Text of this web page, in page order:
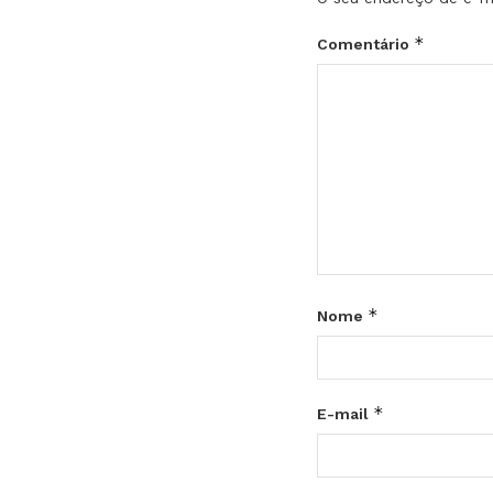
Comentário *
Nome *
E-mail *